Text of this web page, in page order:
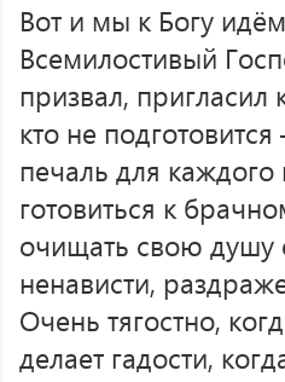
Вот и мы к Богу
Всемилостивый
призвал, пригласил
кто не
печаль для
готовиться к
очищать свою душу
ненависти,
Очень тягостно,
делает гадости,